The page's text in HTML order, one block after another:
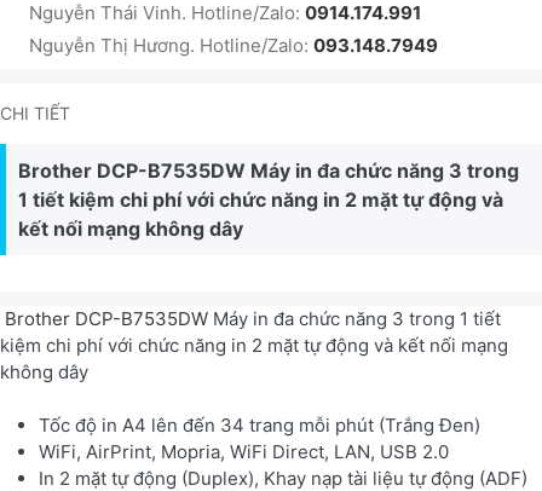
Nguyễn Thái Vinh. Hotline/Zalo: 0914.174.991
Nguyễn Thị Hương. Hotline/Zalo: 093.148.7949
CHI TIẾT
Brother DCP-B7535DW Máy in đa chức năng 3 trong
1 tiết kiệm chi phí với chức năng in 2 mặt tự động và
kết nối mạng không dây
Brother DCP-B7535DW Máy in đa chức năng 3 trong 1 tiết
kiệm chi phí với chức năng in 2 mặt tự động và kết nối mạng
không dây
Tốc độ in A4 lên đến 34 trang mỗi phút (Trắng Đen)
WiFi, AirPrint, Mopria, WiFi Direct, LAN, USB 2.0
In 2 mặt tự động (Duplex), Khay nạp tài liệu tự động (ADF)